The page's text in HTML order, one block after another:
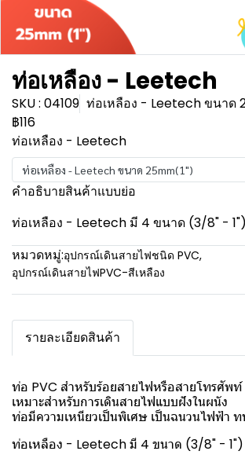
ท่อเหลือง - Leetech
SKU : 04109 ท่อเหลือง - Leetech ขนาด
฿116
ท่อเหลือง - Leetech
ท่อเหลือง - Leetech ขนาด 25mm(1")
คำอธิบายสินค้าแบบย่อ
ท่อเหลือง - Leetech มี 4 ขนาด (3/8" - 1")
หมวดหมู่:อุปกรณ์เดินสายไฟชนิด PVC,
อุปกรณ์เดินสายไฟPVC-สีเหลือง
รายละเอียดสินค้า
ท่อ PVC สำหรับร้อยสายไฟหรือสายโทรศัพท์
เหมาะสำหรับการเดินสายไฟแบบฝังในผนัง
ท่อมีความเหนียวเป็นพิเศษ เป็นฉนวนไฟฟ้า
ท่อเหลือง - Leetech มี 4 ขนาด (3/8" - 1")